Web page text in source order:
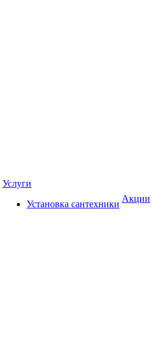
Услуги
Установка сантехники
Акции